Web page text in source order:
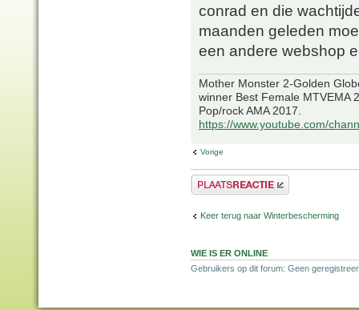
conrad en die
maanden geleden
een andere webshop
Mother Monster 2-Golden
winner Best Female MTVEMA
Pop/rock AMA 2017.
https://www.youtube.com/
Vorige
Plaats een reactie
Keer terug naar Winterbescherming
WIE IS ER ONLINE
Gebruikers op dit forum: Geen